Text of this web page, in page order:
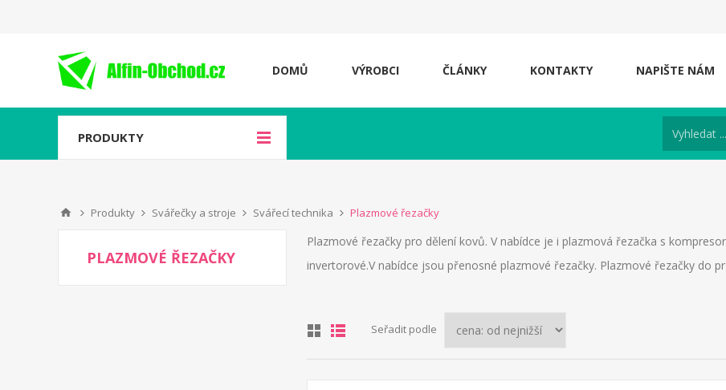
DOMŮ VÝROBCI ČLÁNKY KONTAKTY NAPIŠTE NÁM
PRODUKTY
Produkty Svářečky a stroje Svářecí technika Plazmové řezačky
Plazmové řezačky pro dělení kovů. V nabídce je i plazmová řezačka s
invertorové.V nabídce jsou přenosné plazmové řezačky. Plazmové řezačky do
Seřadit podle
PLAZMOVÉ ŘEZAČKY